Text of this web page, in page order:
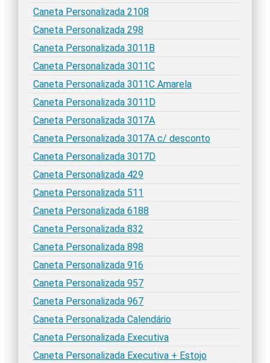
Caneta Personalizada 2108
Caneta Personalizada 298
Caneta Personalizada 3011B
Caneta Personalizada 3011C
Caneta Personalizada 3011C Amarela
Caneta Personalizada 3011D
Caneta Personalizada 3017A
Caneta Personalizada 3017A c/ desconto
Caneta Personalizada 3017D
Caneta Personalizada 429
Caneta Personalizada 511
Caneta Personalizada 6188
Caneta Personalizada 832
Caneta Personalizada 898
Caneta Personalizada 916
Caneta Personalizada 957
Caneta Personalizada 967
Caneta Personalizada Calendário
Caneta Personalizada Executiva
Caneta Personalizada Executiva + Estojo